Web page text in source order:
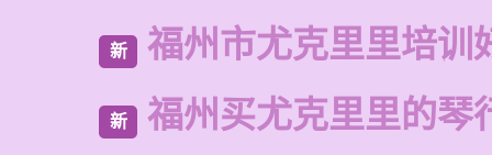
新 福州市尤克里里培训
新 福州买尤克里里的琴